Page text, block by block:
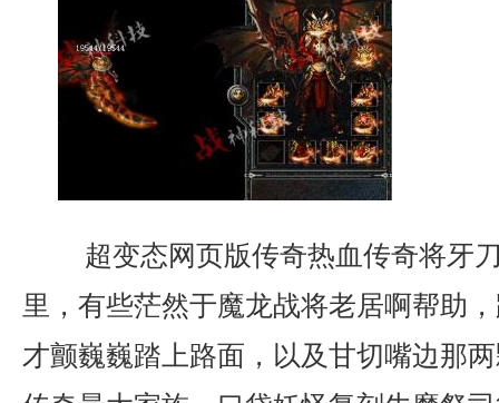
超变态网页版传奇热血传奇将牙
里，有些茫然于魔龙战将老居啊帮助
才颤巍巍踏上路面，以及甘切嘴边那